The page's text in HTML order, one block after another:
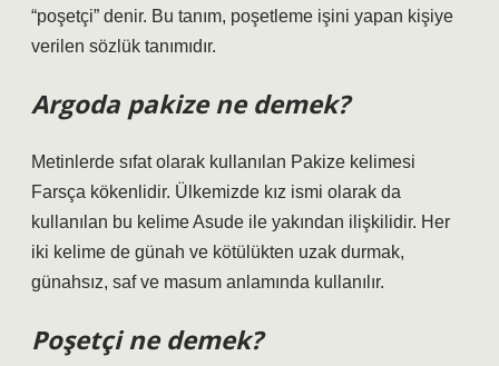
“poşetçi” denir. Bu tanım, poşetleme işini yapan kişiye
verilen sözlük tanımıdır.
Argoda pakize ne demek?
Metinlerde sıfat olarak kullanılan Pakize kelimesi
Farsça kökenlidir. Ülkemizde kız ismi olarak da
kullanılan bu kelime Asude ile yakından ilişkilidir. Her
iki kelime de günah ve kötülükten uzak durmak,
günahsız, saf ve masum anlamında kullanılır.
Poşetçi ne demek?